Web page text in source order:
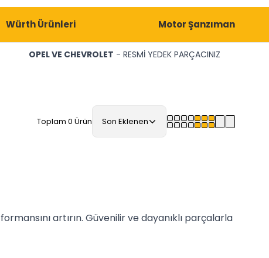
Würth Ürünleri Motor Şanzıman
OPEL VE CHEVROLET - RESMİ YEDEK PARÇACINIZ
Toplam 0 Ürün Son Eklenen
artırın. Güvenilir ve dayanıklı parçalarla